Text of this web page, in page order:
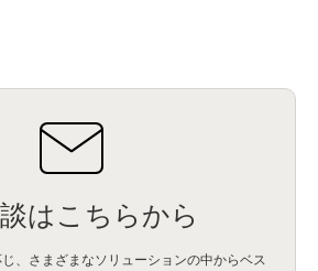
はこちらから
、さまざまなソリューションの中からベス